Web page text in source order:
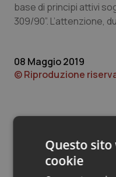
Psoriasi & pelle
Quotidiano
Rene &
base di principi attivi
309/90”. L’attenzione,
08 Maggio 2019
© Riproduzione
Questo
cookie